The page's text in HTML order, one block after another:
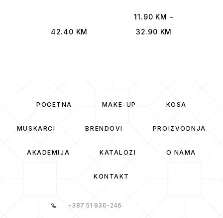
42.40 KM
11.90 KM –
32.90 KM
POČETNA MAKE-UP KOSA
MUSKARCI BRENDOVI PROIZVODNJA
AKADEMIJA KATALOZI O NAMA
KONTAKT
+387 51 830-246